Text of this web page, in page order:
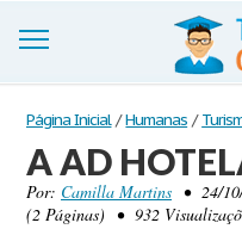
Trabalhos
Cadastre-se
Entre
Página Inicial / Humanas /
A AD
Por: Camilla Martins • 24/
(2 Páginas) • 932